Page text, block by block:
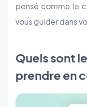
pensé comme le
vous guider dans
Quels sont
prendre en